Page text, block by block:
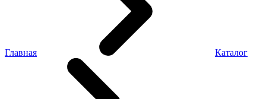
Главная Каталог